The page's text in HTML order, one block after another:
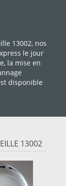
13002, nos
le jour
la mise en
disponible
13002